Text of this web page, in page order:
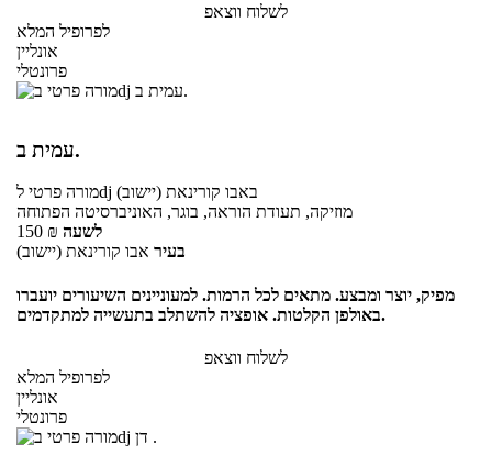
לשלוח ווצאפ
לפרופיל המלא
אונליין
פרונטלי
עמית ב.
מורה פרטילdj באבו קורינאת (יישוב)
מוזיקה, תעודת הוראה, בוגר, האוניברסיטה הפתוחה
150 ₪ לשעה
בעיר אבו קורינאת (יישוב)
מפיק, יוצר ומבצע. מתאים לכל הרמות. למעוניינים השיעורים יועברו
באולפן הקלטות. אופציה להשתלב בתעשייה למתקדמים.
לשלוח ווצאפ
לפרופיל המלא
אונליין
פרונטלי